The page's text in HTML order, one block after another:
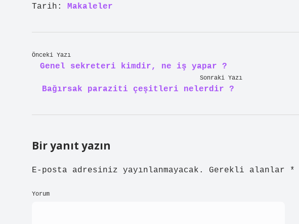
Tarih: Makaleler
Önceki Yazı
Genel sekreteri kimdir, ne iş yapar ?
Sonraki Yazı
Bağırsak paraziti çeşitleri nelerdir ?
Bir yanıt yazın
E-posta adresiniz yayınlanmayacak. Gerekli alanlar *
Yorum